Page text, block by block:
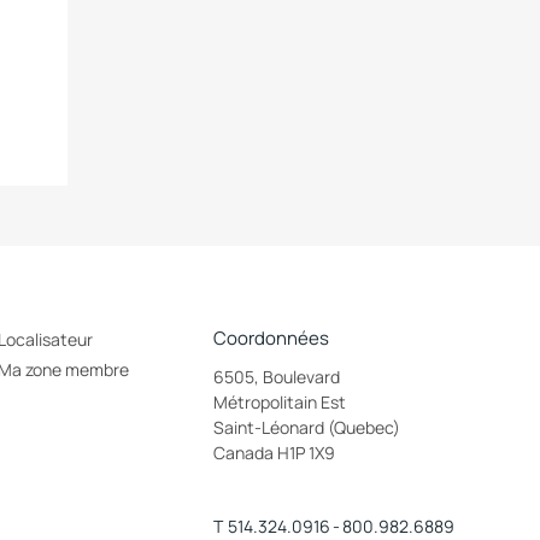
Localisateur
Ma zone membre
Coordonnées
6505, Boulevard
Métropolitain Est
Saint-Léonard (Quebec)
Canada H1P 1X9
T 514.324.0916-800.982.6889